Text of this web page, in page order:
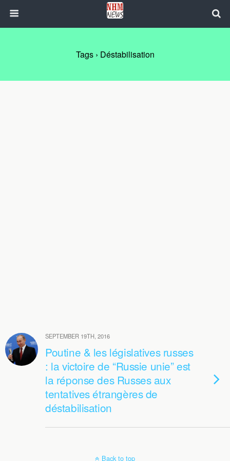
Tags › Déstabilisation
SEPTEMBER 19TH, 2016
Poutine & les législatives russes
: la victoire de “Russie unie” est
la réponse des Russes aux
tentatives étrangères de
déstabilisation
Back to top